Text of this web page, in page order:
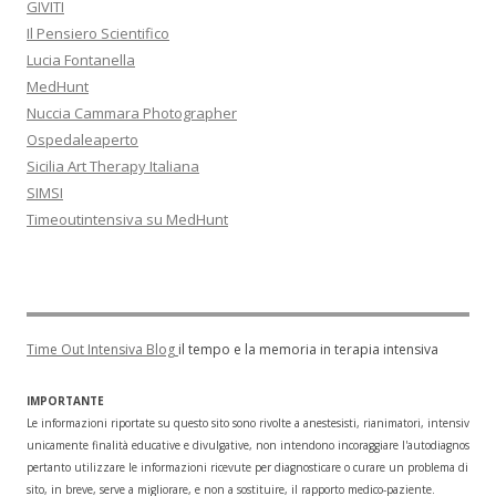
GIVITI
Il Pensiero Scientifico
Lucia Fontanella
MedHunt
Nuccia Cammara Photographer
Ospedaleaperto
Sicilia Art Therapy Italiana
SIMSI
Timeoutintensiva su MedHunt
Time Out Intensiva Blog il tempo e la memoria in terapia intensiva
IMPORTANTE
Le informazioni riportate su questo sito sono rivolte a anestesisti, rianimatori,
unicamente finalità educative e divulgative, non intendono incoraggiare l'autodiagnosi o
pertanto utilizzare le informazioni ricevute per diagnosticare o curare un problema di
sito, in breve, serve a migliorare, e non a sostituire, il rapporto medico-paziente.